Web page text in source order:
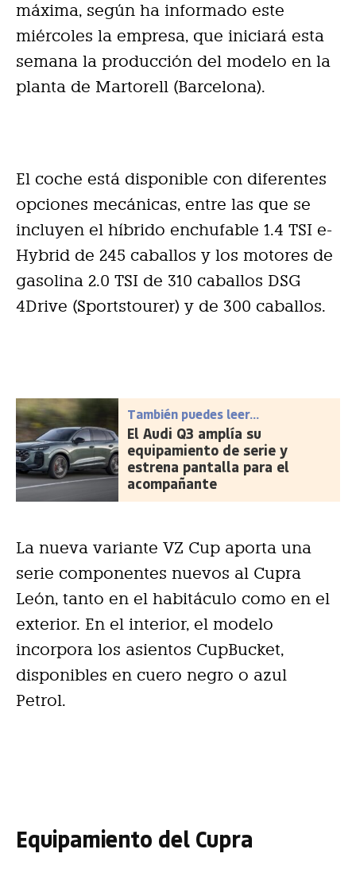
máxima, según ha informado este
miércoles la empresa, que iniciará esta
semana la producción del modelo en la
planta de Martorell (Barcelona).
El coche está disponible con diferentes
opciones mecánicas, entre las que se
incluyen el híbrido enchufable 1.4 TSI e-
Hybrid de 245 caballos y los motores de
gasolina 2.0 TSI de 310 caballos DSG
4Drive (Sportstourer) y de 300 caballos.
También puedes leer...
El Audi Q3 amplía su
equipamiento de serie y
estrena pantalla para el
acompañante
La nueva variante VZ Cup aporta una
serie componentes nuevos al Cupra
León, tanto en el habitáculo como en el
exterior. En el interior, el modelo
incorpora los asientos CupBucket,
disponibles en cuero negro o azul
Petrol.
Equipamiento del Cupra